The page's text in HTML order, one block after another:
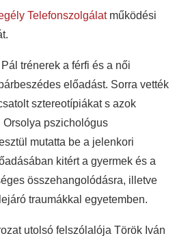
Telefonszolgálatműködési
trénerek a férfi és a női
előadást. Sorra vették
sztereotípiákat s azok
Orsolya pszichológus
mutatta be a jelenkori
kitért a gyermek és a
összehangolódásra, illetve
traumákkal egyetemben.
utolsó felszólalója Török Iván